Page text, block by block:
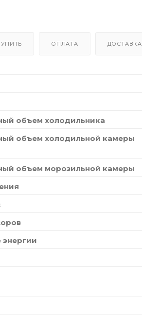
ОПЛАТА ДОСТАВКА
объем холодильника
объем холодильной камеры
объем морозильной камеры
энергии